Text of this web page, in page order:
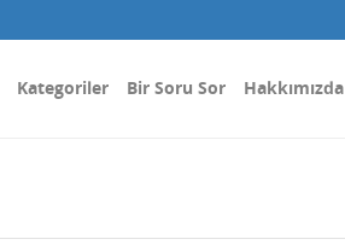
Kategoriler Bir Soru Sor Hakkımızda